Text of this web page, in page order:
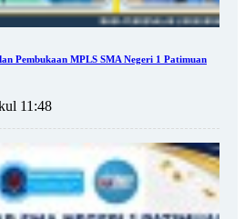
Pembukaan MPLS SMA Negeri 1 Patimuan
11:48